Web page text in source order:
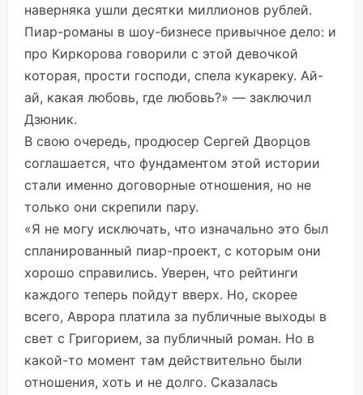
наверняка ушли десятки миллионов рублей.
Пиар-романы в шоу-бизнесе привычное дело: и
про Киркорова говорили с этой девочкой
которая, прости господи, спела кукареку. Ай-
ай, какая любовь, где любовь?» — заключил
Дзюник.
В свою очередь, продюсер Сергей Дворцов
соглашается, что фундаментом этой истории
стали именно договорные отношения, но не
только они скрепили пару.
«Я не могу исключать, что изначально это был
спланированный пиар-проект, с которым они
хорошо справились. Уверен, что рейтинги
каждого теперь пойдут вверх. Но, скорее
всего, Аврора платила за публичные выходы в
свет с Григорием, за публичный роман. Но в
какой-то момент там действительно были
отношения, хоть и не долго. Сказалась